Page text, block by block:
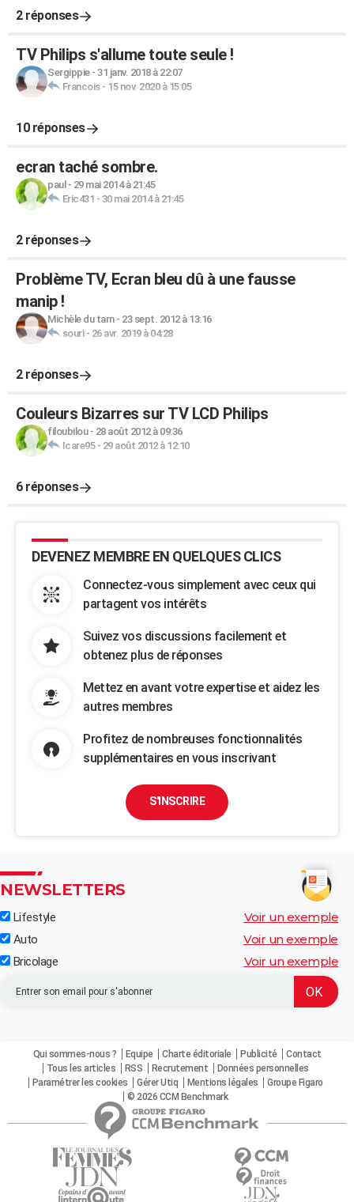
2 réponses
TV Philips s'allume toute seule !
Sergippie- 31 janv. 2018 à 22:07
Francois- 15 nov. 2020 à 15:05
10 réponses
ecran taché sombre.
paul - 29 mai 2014 à 21:45
Eric431 - 30 mai 2014 à 21:45
2 réponses
Problème TV, Ecran bleu dû à une fausse
manip !
Michèle du tarn- 23 sept. 2012 à 13:16
souri- 26 avr. 2019 à 04:28
2 réponses
Couleurs Bizarres sur TV LCD Philips
filoubilou- 28 août 2012 à 09:36
Icare95- 29 août 2012 à 12:10
6 réponses
DEVENEZ MEMBRE EN QUELQUES CLICS
Connectez-vous simplement avec ceux qui
partagent vos intérêts
Suivez vos discussions facilement et
obtenez plus de réponses
Mettez en avant votre expertise et aidez les
autres membres
Profitez de nombreuses fonctionnalités
supplémentaires en vous inscrivant
S'INSCRIRE
NEWSLETTERS
Lifestyle Voir un exemple
Auto Voir un exemple
Bricolage Voir un exemple
Qui sommes-nous ? Equipe Charte éditoriale Publicité
Contact
Tous les articles
RSS Recrutement
Données personnelles
Paramétrer les cookies
Gérer Utiq Mentions légales
Groupe Figaro
© 2026 CCM Benchmark